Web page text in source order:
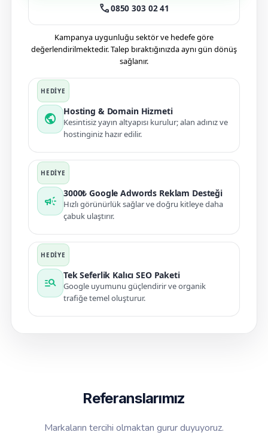
call0850 303 02 41
Kampanya uygunluğu sektör ve hedefe göre
değerlendirilmektedir. Talep bıraktığınızda aynı gün dönüş
sağlanır.
public
Hosting & Domain Hizmeti
Kesintisiz yayın altyapısı kurulur; alan adınız ve
hostinginiz hazır edilir.
campaign
3000₺ Google Adwords Reklam Desteği
Hızlı görünürlük sağlar ve doğru kitleye daha
çabuk ulaştırır.
manage_search
Tek Seferlik Kalıcı SEO Paketi
Google uyumunu güçlendirir ve organik
trafiğe temel oluşturur.
Referanslarımız
Markaların tercihi olmaktan gurur duyuyoruz.